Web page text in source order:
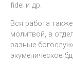
fidei и др.
Вся работа
молитвой, в
разные
экуменическое